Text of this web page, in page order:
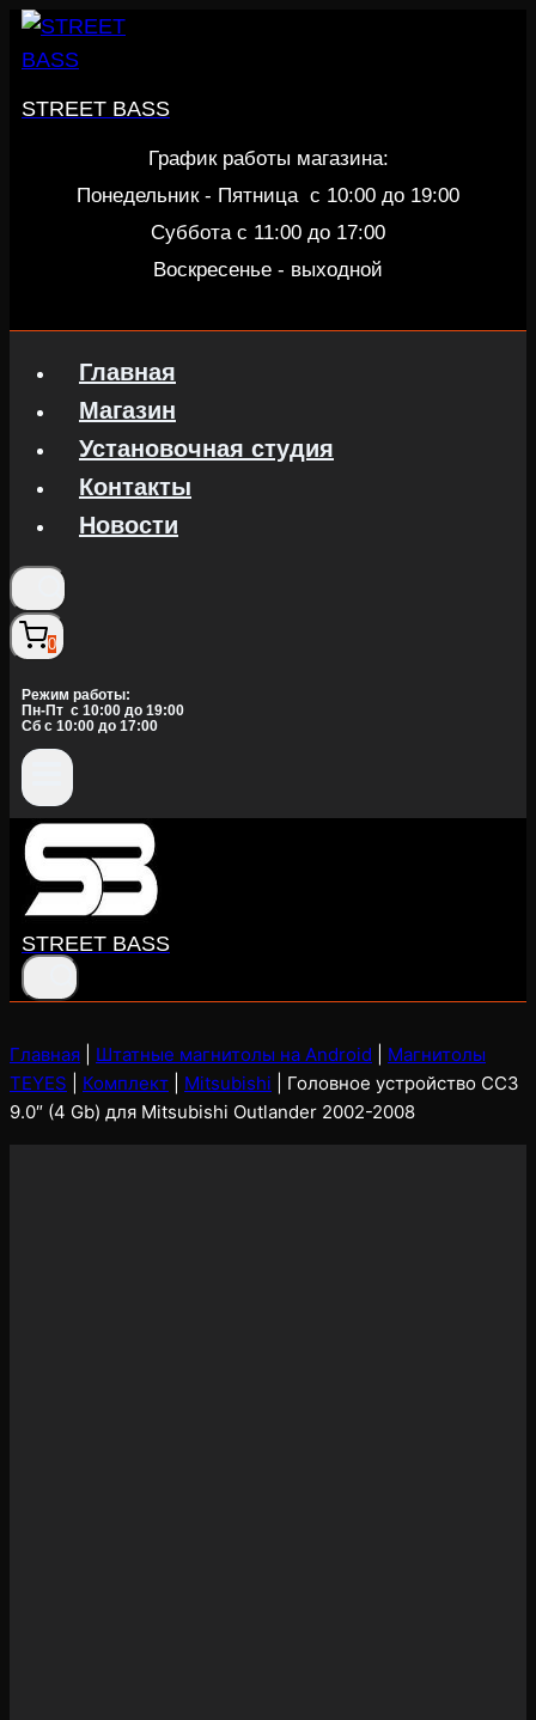
Перейти
STREET BASS
График работы магазина:
Понедельник - Пятница c 10:00 до 19:00
Суббота с 11:00 до 17:00
Воскресенье - выходной
Главная
Магазин
Установочная студия
Контакты
Новости
0
Режим работы:
Пн-Пт c 10:00 до 19:00
Сб с 10:00 до 17:00
STREET BASS
Главная Штатные магнитолы на Android
Магнитолы
TEYES
Комплект Mitsubishi
Головное устройство CC3
9.0″ (4 Gb) для Mitsubishi Outlander 2002-2008